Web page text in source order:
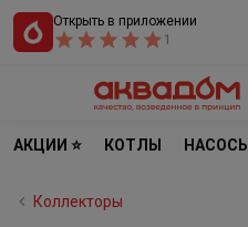
Открыть в приложении
1
АКЦИИ ⭐ КОТЛЫ НАСОСЫ
Коллекторы